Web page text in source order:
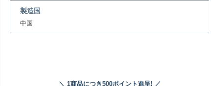
製造国
中国